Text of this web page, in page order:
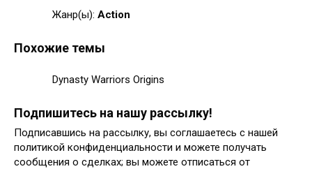
Жанр(ы): Action
Похожие темы
Dynasty Warriors Origins
Подпишитесь на нашу рассылку!
Подписавшись на рассылку, вы соглашаетесь с нашей
политикой конфиденциальности и можете получать
сообщения о сделках; вы можете отписаться от